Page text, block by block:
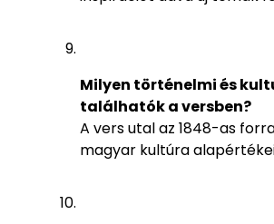
Milyen történelmi és
találhatók a versben?
A vers utal az 1848-as
magyar kultúra